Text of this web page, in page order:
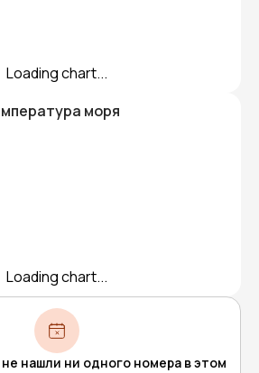
Loading chart...
моря
Loading chart...
нашли ни одного номера в этом